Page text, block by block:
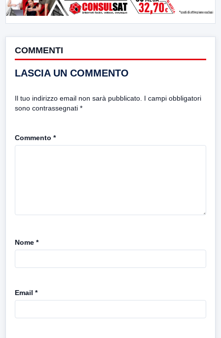
COMMENTI
LASCIA UN COMMENTO
Il tuo indirizzo email non sarà pubblicato. I campi obbligatori
sono contrassegnati *
Commento *
Nome *
Email *